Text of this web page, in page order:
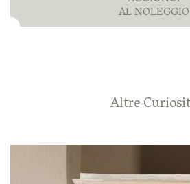
AL NOLEGGIO
Altre